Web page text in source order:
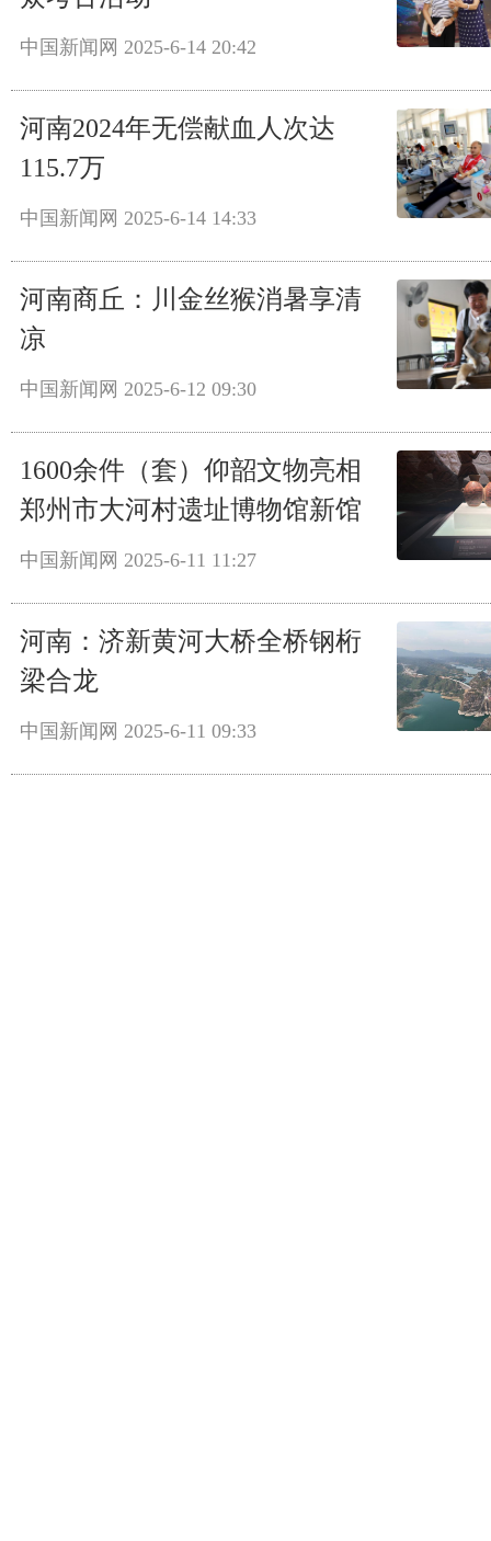
中国新闻网 2025-6-14 20:42
河南2024年无偿献血人次达
115.7万
中国新闻网 2025-6-14 14:33
河南商丘：川金丝猴消暑享清
凉
中国新闻网 2025-6-12 09:30
1600余件（套）仰韶文物亮相
郑州市大河村遗址博物馆新馆
中国新闻网 2025-6-11 11:27
河南：济新黄河大桥全桥钢桁
梁合龙
中国新闻网 2025-6-11 09:33